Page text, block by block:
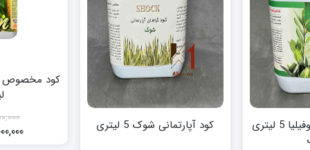
کود مخصوص زاموفیلیا 5 لیتری
کود آپارتمانی شوک 5 لیتری